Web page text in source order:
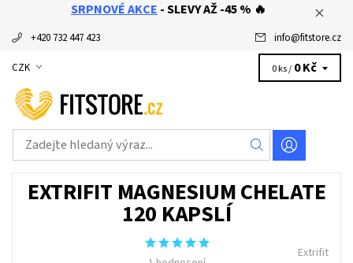
SRPNOVÉ AKCE - SLEVY AŽ -45 % 🔥
+420 732 447 423 info@fitstore.cz
CZK 0 ks / 0 Kč
EXTRIFIT MAGNESIUM CHELATE
120 KAPSLÍ
Extrifit